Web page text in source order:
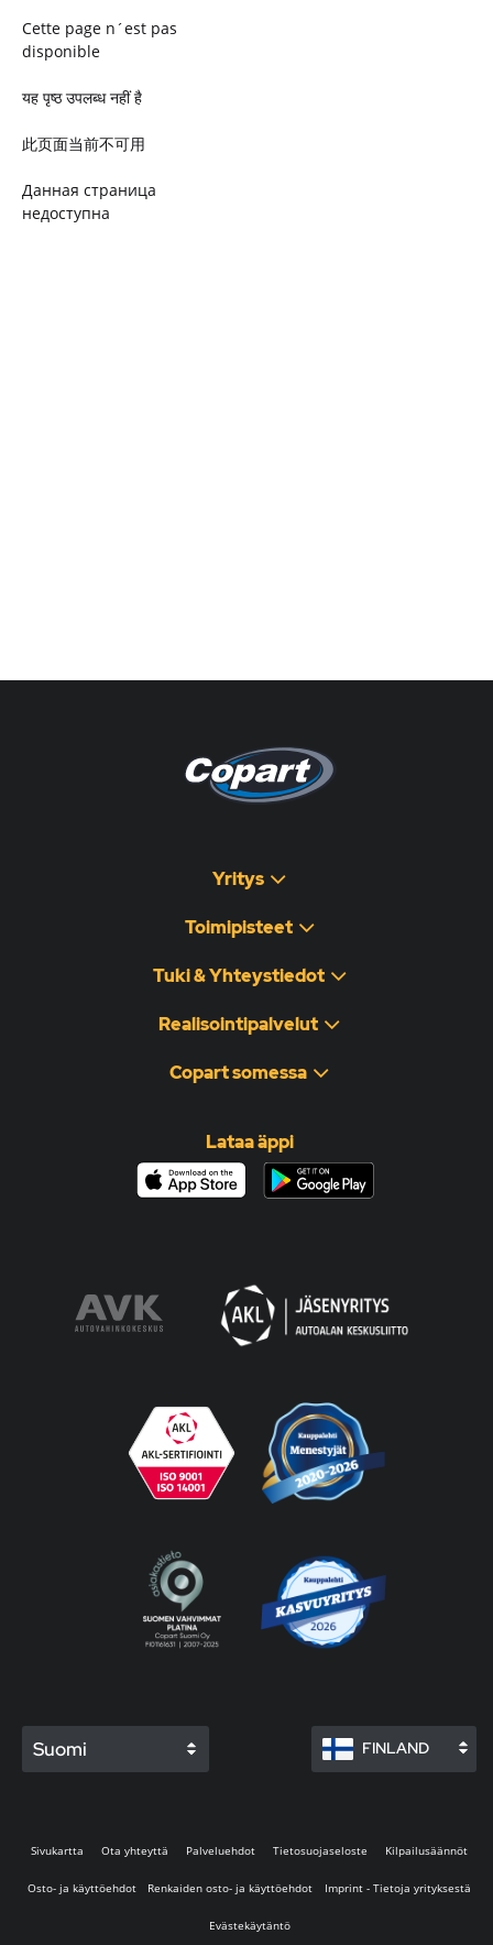
Cette page n´est pas
disponible
यह पृष्ठ उपलब्ध नहीं है
此页面当前不可用
Данная страница
недоступна
Yritys
Toimipisteet
Tuki & Yhteystiedot
Realisointipalvelut
Copart somessa
Lataa äppi
Suomi FINLAND
Sivukartta Ota yhteyttä Palveluehdot Tietosuojaseloste Kilpailusäännöt
Osto- ja käyttöehdot Renkaiden osto- ja käyttöehdot Imprint - Tietoja yrityksestä
Evästekäytäntö